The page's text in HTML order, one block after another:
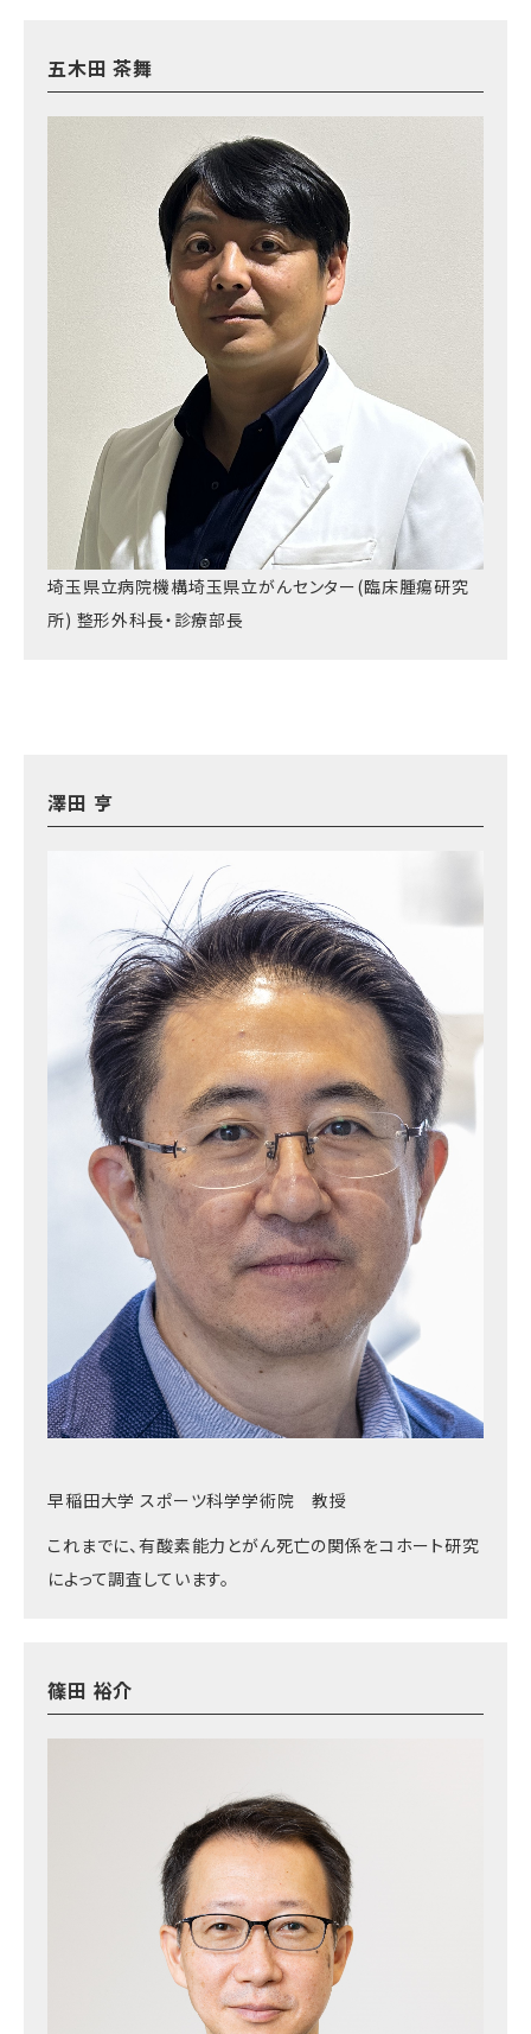
五木田 茶舞
埼玉県立病院機構埼玉県立がんセンター(臨床腫瘍研究
所) 整形外科長・診療部長
澤田 亨
早稲田大学 スポーツ科学学術院 教授
これまでに、有酸素能力とがん死亡の関係をコホート研究
によって調査しています。
篠田 裕介